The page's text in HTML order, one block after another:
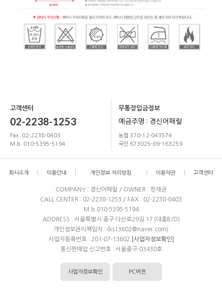
고객센터
02-2238-1253
Fax: 02-2238-0403
M.b: 010-5395-5194
무통장입금정보
예금주명 : 경신어패럴
농협 370-12-043574
국민 673025-89-163259
회사소개 이용안내 개인정보 처리방침 이용약관 고객센터
COMPANY : 경신어패럴 / OWNER : 한재권
CALL CENTER : 02-2238-1253 / FAX : 02-2238-0403
M.b 010-5395-5194
ADDRESS : 서울특별시 중구 다산로29길 17 (대흥B/D)
개인정보관리책임자 : (ks13602@naver.com)
사업자등록번호 : 201-07-13602
[사업자정보확인]
통신판매업 신고번호 : 서울중구-03430호
사업자정보확인 PC버전